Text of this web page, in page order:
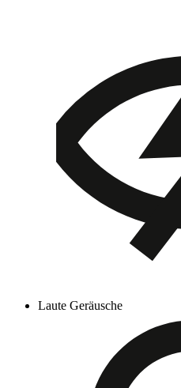
Laute Geräusche